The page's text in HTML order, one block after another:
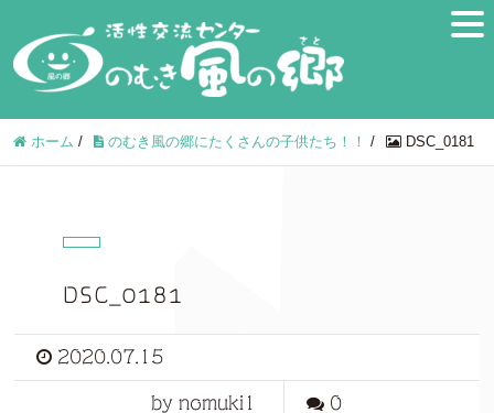
ホーム / のむき風の郷にたくさんの子供たち！！ / DSC_0181
DSC_0181
2020.07.15
by nomuki1 0